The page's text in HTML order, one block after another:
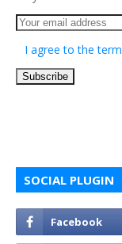
I agree to the
SOCIAL PLUGIN